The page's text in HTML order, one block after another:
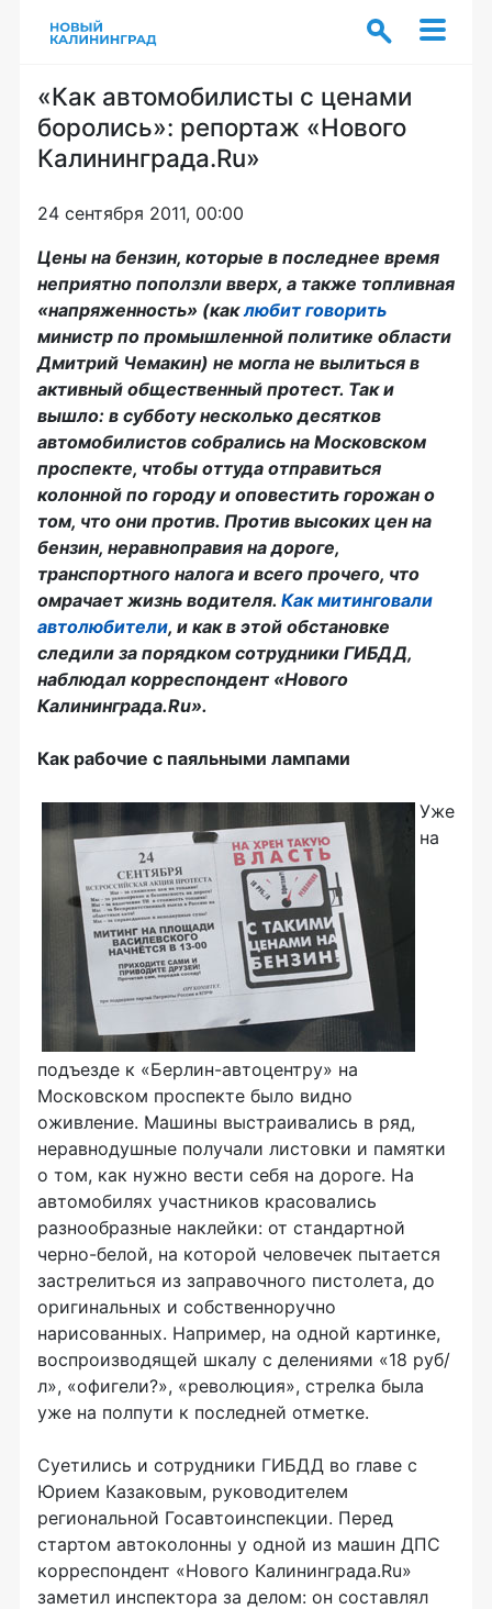
«Как автомобилисты с ценами
боролись»: репортаж «Нового
Калининграда.Ru»
24 сентября 2011, 00:00
Цены на бензин, которые в последнее время
неприятно поползли вверх, а также топливная
«напряженность» (каклюбит говорить
министр по промышленной политике области
Дмитрий Чемакин) не могла не вылиться в
активный общественный протест. Так и
вышло: в субботу несколько десятков
автомобилистов собрались на Московском
проспекте, чтобы оттуда отправиться
колонной по городу и оповестить горожан о
том, что они против. Против высоких цен на
бензин, неравноправия на дороге,
транспортного налога и всего прочего, что
омрачает жизнь водителя. Как митинговали
автолюбители, и как в этой обстановке
следили за порядком сотрудники ГИБДД,
наблюдал корреспондент «Нового
Калининграда.Ru».
Как рабочие с паяльными лампами
Уже
на
подъезде к «Берлин-автоцентру» на
Московском проспекте было видно
оживление. Машины выстраивались в ряд,
неравнодушные получали листовки и памятки
о том, как нужно вести себя на дороге. На
автомобилях участников красовались
разнообразные наклейки: от стандартной
черно-белой, на которой человечек пытается
застрелиться из заправочного пистолета, до
оригинальных и собственноручно
нарисованных. Например, на одной картинке,
воспроизводящей шкалу с делениями «18 руб/
л», «офигели?», «революция», стрелка была
уже на полпути к последней отметке.
Суетились и сотрудники ГИБДД во главе с
Юрием Казаковым, руководителем
региональной Госавтоинспекции. Перед
стартом автоколонны у одной из машин ДПС
корреспондент «Нового Калининграда.Ru»
заметил инспектора за делом: он составлял